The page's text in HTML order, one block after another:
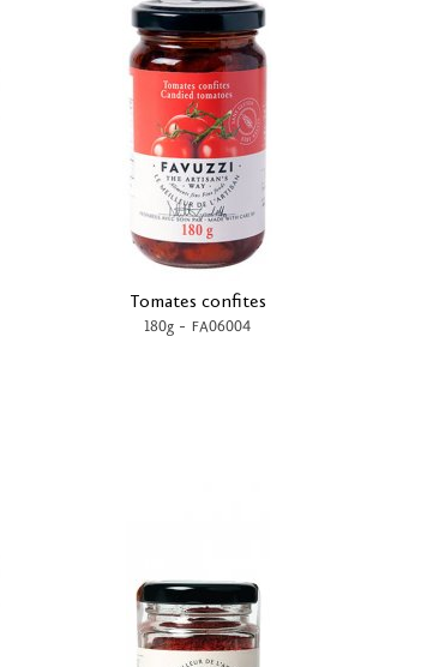
Tomates confites
180g - FA06004